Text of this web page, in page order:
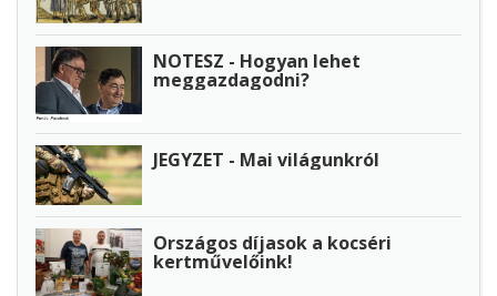
NOTESZ - Hogyan lehet
meggazdagodni?
JEGYZET - Mai világunkról
Országos díjasok a kocséri
kertművelőink!